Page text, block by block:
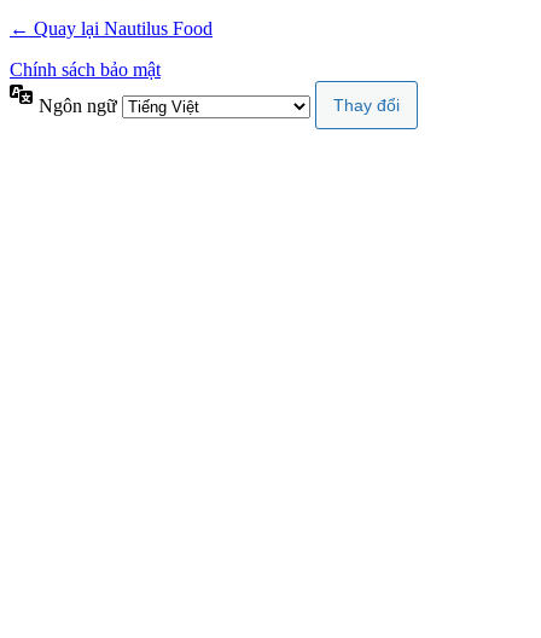
← Quay lại Nautilus Food
Chính sách bảo mật
Ngôn ngữ